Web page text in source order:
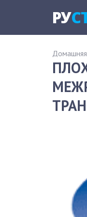
РУ
Домашняя